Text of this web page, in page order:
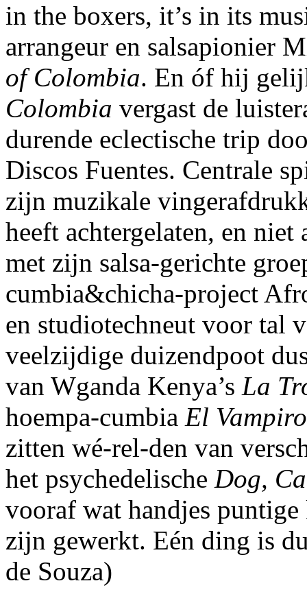
in the boxers, it’s in its
arrangeur en salsapionier
of Colombia. En óf hij
Colombia vergast de
durende eclectische trip
Discos Fuentes. Centrale
zijn muzikale
heeft achtergelaten, en
met zijn salsa-gerichte
cumbia&chicha-project
en studiotechneut voor tal
veelzijdige duizendpoot
van Wganda Kenya’s La
hoempa-cumbia El Vampiro
zitten wé-rel-den van
het psychedelische Dog,
vooraf wat handjes
zijn gewerkt. Eén ding is
de Souza)